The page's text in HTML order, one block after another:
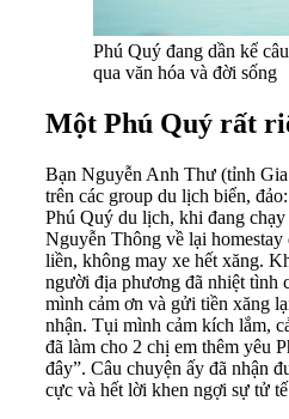
Phú Quý đang dần kể
qua văn hóa và đời sống
Một Phú Quý rất
Bạn Nguyễn Anh Thư (tỉnh
trên các group du lịch biển,
Phú Quý du lịch, khi đang
Nguyễn Thông về lại homestay
liền, không may xe hết xăng.
người địa phương đã nhiệt tình
mình cảm ơn và gửi tiền xăng
nhận. Tụi mình cảm kích lắm,
đã làm cho 2 chị em thêm yêu
đây”. Câu chuyện ấy đã nhận
cực và hết lời khen ngợi sự tử